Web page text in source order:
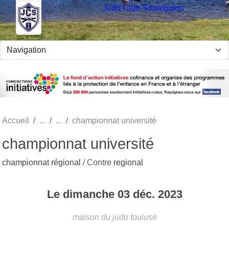
Judo Club Soumoulou
Accueil championnat université
championnat université
championnat régional / Contre regional
Le dimanche 03 déc. 2023
maison du judo touluse
Panneau de gestion des cookies